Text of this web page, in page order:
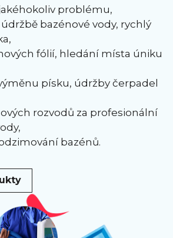
problému,
bazénové vody, rychlý
fólií, hledání místa úniku
písku, údržby čerpadel
rozvodů za profesionální
bazénů.